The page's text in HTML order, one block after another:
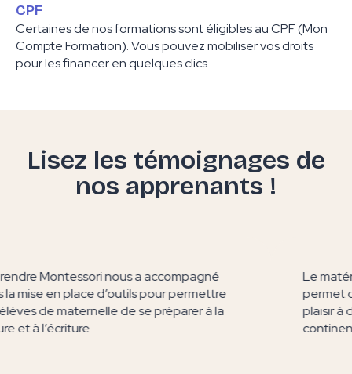
CPF
Certaines de nos formations sont éligibles au CPF (Mon
Compte Formation). Vous pouvez mobiliser vos droits
pour les financer en quelques clics.
Lisez les témoignages de
nos apprenants !
Montessori nous a accompagné
mise en place d’outils pour permettre
de maternelle de se préparer à la
et à l’écriture.
Le
permet
plaisir à